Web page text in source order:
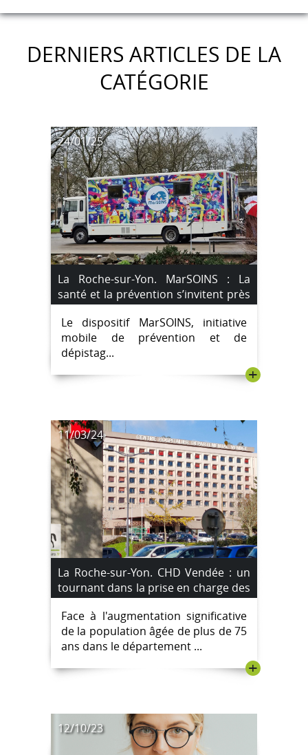
DERNIERS ARTICLES DE LA
CATÉGORIE
24/01/25
La Roche-sur-Yon. MarSOINS : La
santé et la prévention s’invitent près
de chez vous
Le dispositif MarSOINS, initiative
mobile de prévention et de
dépistag...
+
11/03/24
La Roche-sur-Yon. CHD Vendée : un
tournant dans la prise en charge des
plus de 75 ans
Face à l'augmentation significative
de la population âgée de plus de 75
ans dans le département ...
+
12/10/23